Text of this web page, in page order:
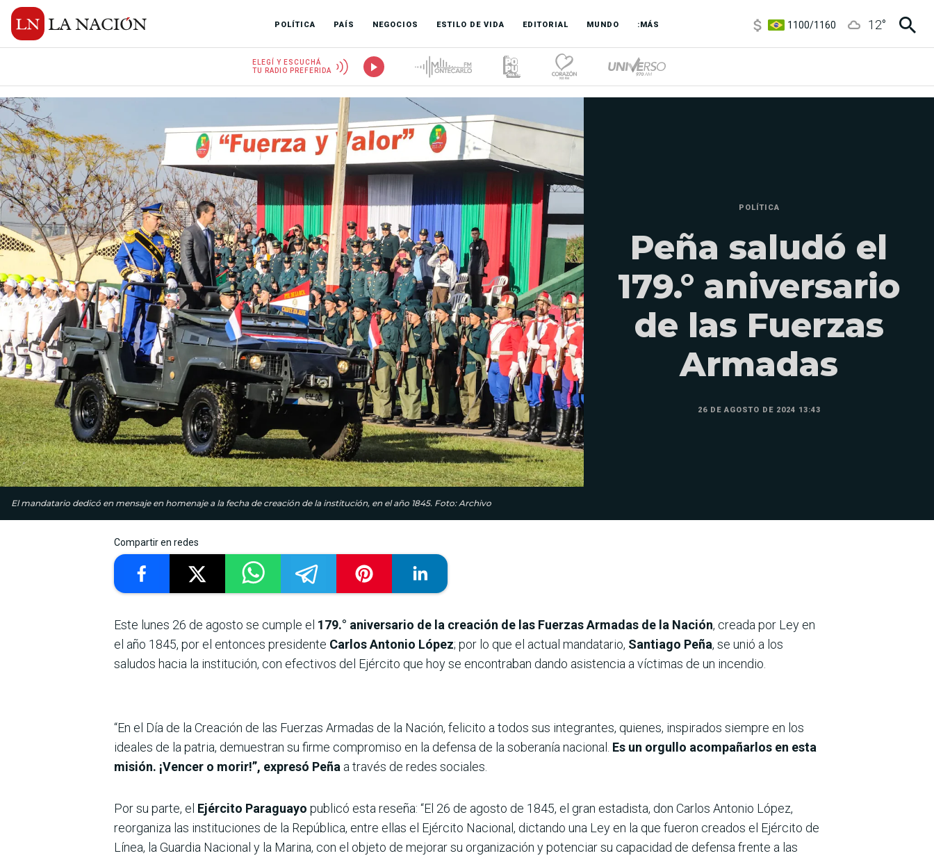
POLÍTICA PAÍS NEGOCIOS ESTILO DE VIDA EDITORIAL MUNDO :MÁS
3,8/4
12°
ELEGÍ Y ESCUCHÁ
TU RADIO PREFERIDA
El mandatario dedicó en mensaje en homenaje a la fecha de creación de la institución, en el año 1845. Foto: Archivo
POLÍTICA
Peña saludó el
179.° aniversario
de las Fuerzas
Armadas
26 DE AGOSTO DE 2024 13:43
Compartir en redes
Este lunes 26 de agosto se cumple el 179.° aniversario de la creación de las Fuerzas Armadas de la Nación, creada por Ley en
el año 1845, por el entonces presidente Carlos Antonio López; por lo que el actual mandatario, Santiago Peña, se unió a los
saludos hacia la institución, con efectivos del Ejército que hoy se encontraban dando asistencia a víctimas de un incendio.
“En el Día de la Creación de las Fuerzas Armadas de la Nación, felicito a todos sus integrantes, quienes, inspirados siempre en los
ideales de la patria, demuestran su firme compromiso en la defensa de la soberanía nacional. Es un orgullo acompañarlos en esta
misión. ¡Vencer o morir!”, expresó Peña a través de redes sociales.
Por su parte, el Ejército Paraguayo publicó esta reseña: “El 26 de agosto de 1845, el gran estadista, don Carlos Antonio López,
reorganiza las instituciones de la República, entre ellas el Ejército Nacional, dictando una Ley en la que fueron creados el Ejército de
Línea, la Guardia Nacional y la Marina, con el objeto de mejorar su organización y potenciar su capacidad de defensa frente a las